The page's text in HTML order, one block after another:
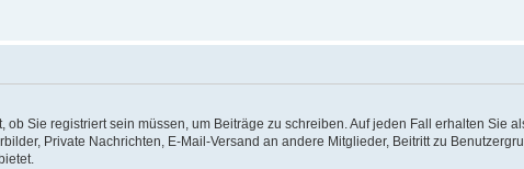
Sie registriert sein müssen, um Beiträge zu schreiben. Auf jeden Fall erhalten Sie
Private Nachrichten, E-Mail-Versand an andere Mitglieder, Beitritt zu